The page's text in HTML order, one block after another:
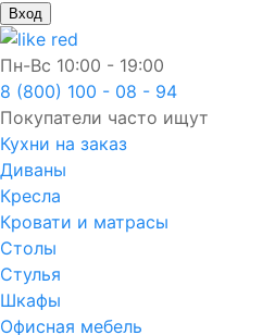
Вход
Пн-Вс 10:00 - 19:00
8 (800) 100 - 08 - 94
Покупатели часто ищут
Кухни на заказ
Диваны
Кресла
Кровати и матрасы
Столы
Стулья
Шкафы
Офисная мебель